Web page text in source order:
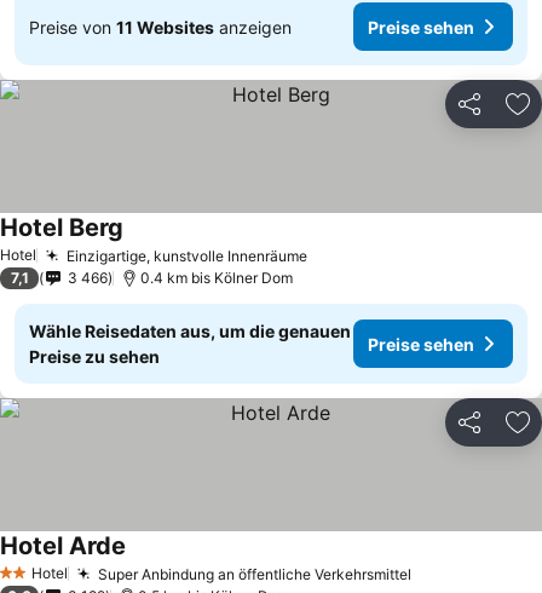
Preise von 11 Websites anzeigen Preise sehen
Teilen
Hotel Einzigartige, kunstvolle InnenräumePreise sehen
Hotel Berg
7,1 3 466 0.4 km bis Kölner Dom
Wähle Reisedaten aus, um die genauen
Preise zu sehen
Preise sehen
Teilen
2 Sterne
Hotel Super Anbindung an öffentliche Verkehrsmittel
Hotel Arde